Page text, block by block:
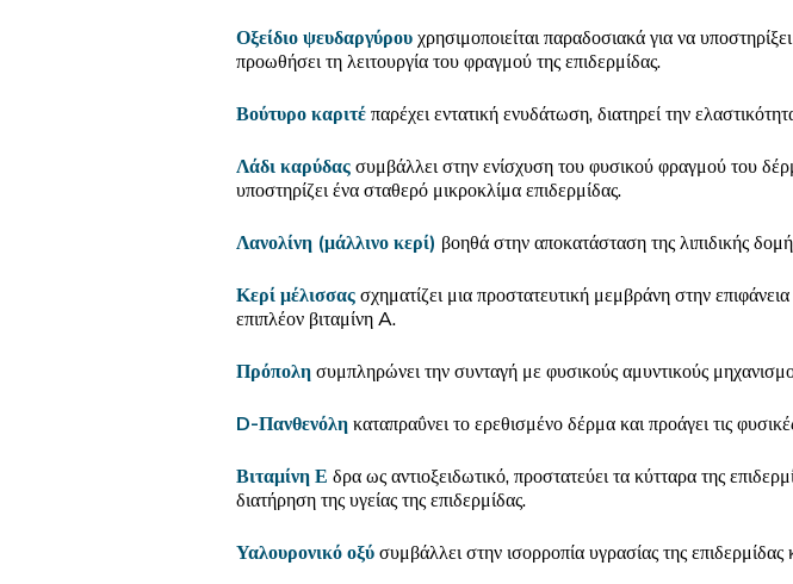
Οξείδιο ψευδαργύρουχρησιμοποιείται παραδοσιακά για να
προωθήσει τη λειτουργία του φραγμού της επιδερμίδας.
Βούτυρο καριτέπαρέχει εντατική ενυδάτωση, διατηρεί την
Λάδι καρύδαςσυμβάλλει στην ενίσχυση του φυσικού φραγμού του
υποστηρίζει ένα σταθερό μικροκλίμα επιδερμίδας.
Λανολίνη (μάλλινο κερί) βοηθά στην αποκατάσταση της λιπιδικής
Κερί μέλισσαςσχηματίζει μια προστατευτική μεμβράνη στην
επιπλέον βιταμίνη A.
Πρόπολησυμπληρώνει την συνταγή με φυσικούς αμυντικούς
D-Πανθενόληκαταπραΰνει το ερεθισμένο δέρμα και προάγει τις
Βιταμίνη Ε δρα ως αντιοξειδωτικό, προστατεύει τα κύτταρα της
διατήρηση της υγείας της επιδερμίδας.
Υαλουρονικό οξύσυμβάλλει στην ισορροπία υγρασίας της